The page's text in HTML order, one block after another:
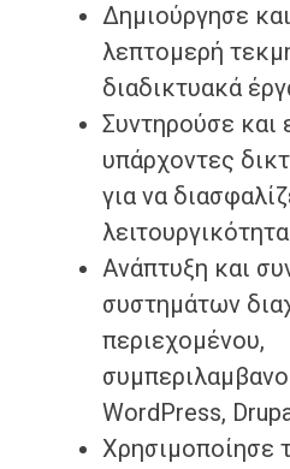
Δημιούργησε
λεπτομερή
διαδικτυακά
Συντηρούσε και
υπάρχοντες
για να
Ανάπτυξη και
συστημάτων
περιεχομένου,
WordPress,
Χρησιμοποίησε